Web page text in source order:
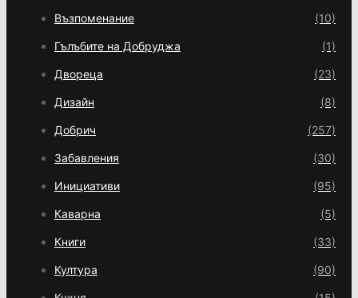
Възпоменание (10)
Гълъбите на Добруджа (1)
Двореца (23)
Дизайн (8)
Добрич (257)
Забавления (30)
Инициативи (95)
Каварна (5)
Книги (33)
Култура (90)